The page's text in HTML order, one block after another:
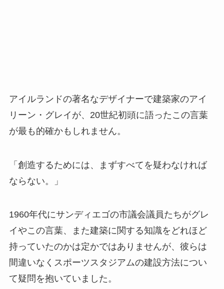
アイルランドの著名なデザイナーで建築家のアイ
リーン・グレイが、20世紀初頭に語ったこの言葉
が最も的確かもしれません。
「創造するためには、まずすべてを疑わなければ
ならない。」
1960年代にサンディエゴの市議会議員たちがグレ
イやこの言葉、また建築に関する知識をどれほど
持っていたのかは定かではありませんが、彼らは
間違いなくスポーツスタジアムの建設方法につい
て疑問を抱いていました。